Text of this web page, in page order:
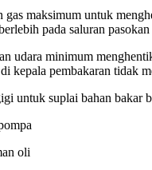
gas maksimum untuk
pada saluran
udara minimum
kepala pembakaran tidak
untuk suplai bahan bakar
oli